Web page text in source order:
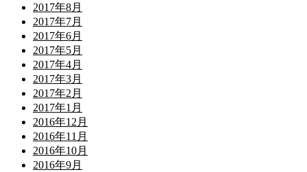
2017年8月
2017年7月
2017年6月
2017年5月
2017年4月
2017年3月
2017年2月
2017年1月
2016年12月
2016年11月
2016年10月
2016年9月